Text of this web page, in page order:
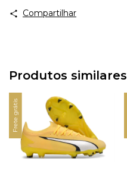
Compartilhar
Produtos similares
Frete grátis